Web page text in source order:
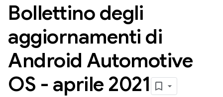
Bollettino degli
aggiornamenti di
Android Automotive
OS - aprile 2021